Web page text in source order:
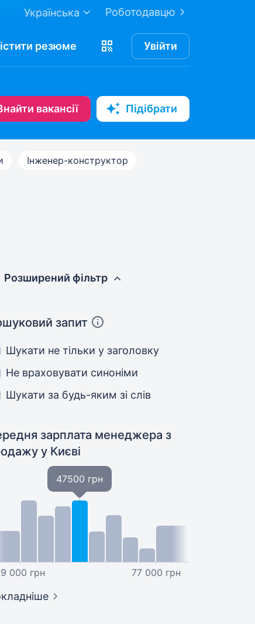
Роботодавцю
Українська
резюме Увійти
вакансії Підібрати
Інженер-конструктор
Розширений фільтр
запит
Шукати не тільки у заголовку
Не враховувати синоніми
Шукати за будь-яким зі слів
зарплата менеджера з
у Києві
000 грн
47500 грн
77 000 грн